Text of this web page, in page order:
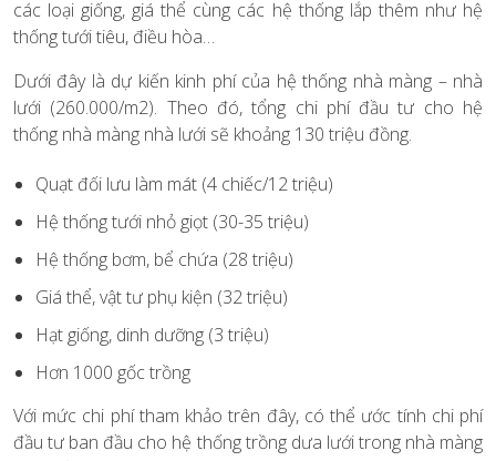
các loại giống, giá thể cùng các hệ thống lắp thêm như hệ
thống tưới tiêu, điều hòa…
Dưới đây là dự kiến kinh phí của hệ thống nhà màng – nhà
lưới (260.000/m2). Theo đó, tổng chi phí đầu tư cho hệ
thống nhà màng nhà lưới sẽ khoảng 130 triệu đồng.
Quạt đối lưu làm mát (4 chiếc/12 triệu)
Hệ thống tưới nhỏ giọt (30-35 triệu)
Hệ thống bơm, bể chứa (28 triệu)
Giá thể, vật tư phụ kiện (32 triệu)
Hạt giống, dinh dưỡng (3 triệu)
Hơn 1000 gốc trồng
Với mức chi phí tham khảo trên đây, có thể ước tính chi phí
đầu tư ban đầu cho hệ thống trồng dưa lưới trong nhà màng